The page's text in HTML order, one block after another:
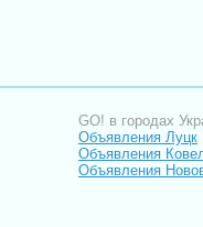
GO! в городах
Объявления Луцк
Объявления
Объявления